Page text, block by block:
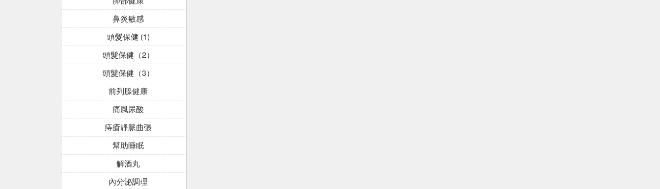
鼻炎敏感
頭髮保健 (1)
頭髮保健（2）
頭髮保健（3）
前列腺健康
痛風尿酸
痔瘡靜脈曲張
幫助睡眠
解酒丸
內分泌調理